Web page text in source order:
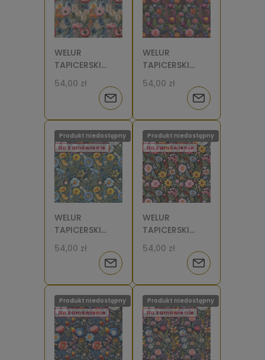
WELUR
TAPICERSKI
Łąka wzór
haftowany na
jasnym tle 2 [6]
54,00 zł
Powiadom
o
dostępności
WELUR
TAPICERSKI
Łąka wzór
haftowany na
ciemnym tle
54,00 zł
Powiadom
o
dostępności
WELUR
TAPICERSKI
Łąka wzór
haftowany na
ciemnym tle 6
54,00 zł
Na zamówienie
Produkt niedostępny
Powiadom
o
dostępności
WELUR
TAPICERSKI
Łąka wzór
haftowany na
ciemnym tle 5
54,00 zł
Na zamówienie
Produkt niedostępny
Powiadom
o
dostępności
Na zamówienie
Produkt niedostępny
Na zamówienie
Produkt niedostępny